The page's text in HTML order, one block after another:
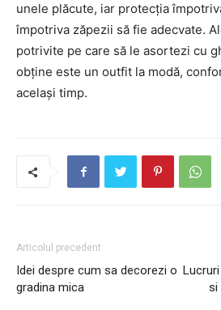
unele plăcute, iar protecția
împotriva zăpezii să fie adecvate.
potrivite pe care să le asortezi cu
obține este un outfit la modă,
același timp.
Articolul precedent
Idei despre cum sa decorezi o
gradina mica
si